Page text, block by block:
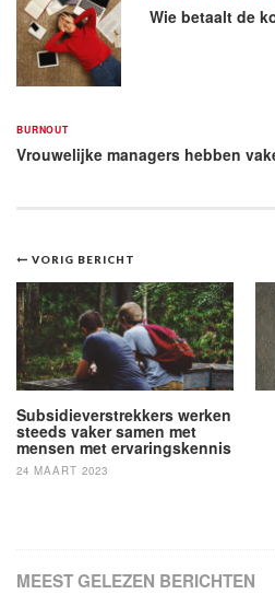
Wie betaalt de
BURNOUT
Vrouwelijke managers hebben
Bericht
navigatie
VORIG BERICHT
Subsidieverstrekkers werken
steeds vaker samen met
mensen met ervaringskennis
24 MAART 2023
MEEST GELEZEN BERICHTEN